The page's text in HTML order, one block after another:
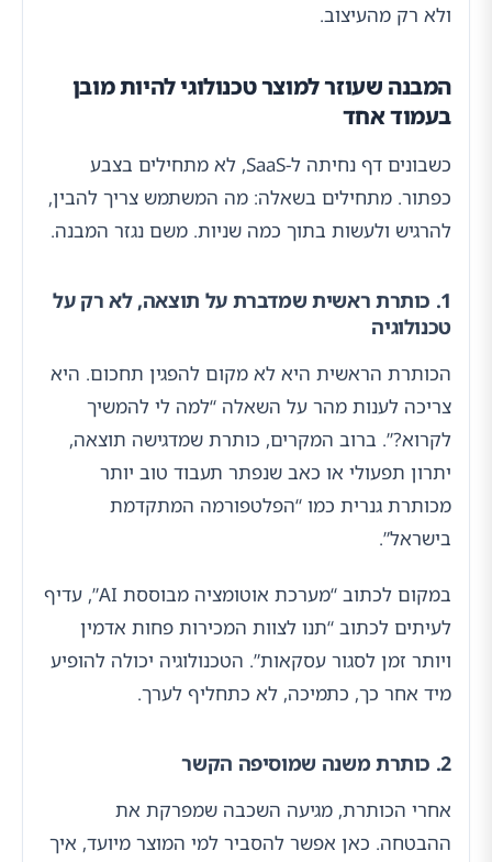
ולא רק מהעיצוב.
המבנה שעוזר למוצר טכנולוגי להיות מובן
בעמוד אחד
כשבונים דף נחיתה ל-SaaS, לא מתחילים בצבע
כפתור. מתחילים בשאלה: מה המשתמש צריך להבין,
להרגיש ולעשות בתוך כמה שניות. משם נגזר המבנה.
1. כותרת ראשית שמדברת על תוצאה, לא רק על
טכנולוגיה
הכותרת הראשית היא לא מקום להפגין תחכום. היא
צריכה לענות מהר על השאלה “למה לי להמשיך
לקרוא?”. ברוב המקרים, כותרת שמדגישה תוצאה,
יתרון תפעולי או כאב שנפתר תעבוד טוב יותר
מכותרת גנרית כמו “הפלטפורמה המתקדמת
בישראל”.
במקום לכתוב “מערכת אוטומציה מבוססת AI”, עדיף
לעיתים לכתוב “תנו לצוות המכירות פחות אדמין
ויותר זמן לסגור עסקאות”. הטכנולוגיה יכולה להופיע
מיד אחר כך, כתמיכה, לא כתחליף לערך.
2. כותרת משנה שמוסיפה הקשר
אחרי הכותרת, מגיעה השכבה שמפרקת את
ההבטחה. כאן אפשר להסביר למי המוצר מיועד, איך